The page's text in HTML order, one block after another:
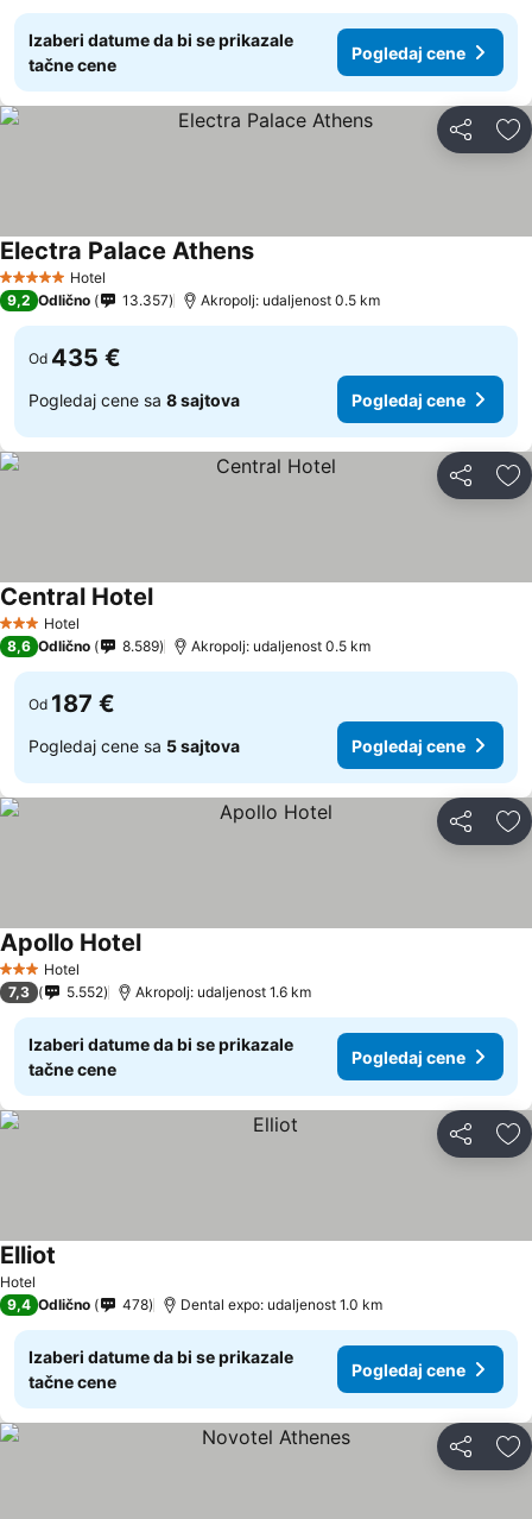
Izaberi datume da bi se prikazale
tačne cene
Pogledaj cene
Deli
5 ZvezdiceHotel
Electra Palace Athens
9,2 Odlično 13.357 Akropolj: udaljenost 0.5 km
Od 435 €
Pogledaj cene sa 8 sajtova Pogledaj cene
Deli
3 Zvezdice
Hotel
Central Hotel
8,6 Odlično 8.589 Akropolj: udaljenost 0.5 km
Od 187 €
Pogledaj cene sa 5 sajtova Pogledaj cene
Deli
3 Zvezdice
Hotel
Apollo Hotel
7,3 5.552 Akropolj: udaljenost 1.6 km
Izaberi datume da bi se prikazale
tačne cene
Pogledaj cene
Deli
Hotel
Elliot
9,4 Odlično 478 Dental expo: udaljenost 1.0 km
Izaberi datume da bi se prikazale
tačne cene
Pogledaj cene
Deli